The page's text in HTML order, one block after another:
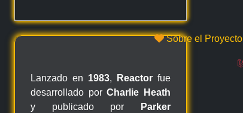
Lanzado en 1983, Reactor fue
desarrollado porCharlie Heath
y publicado por
Parker
Sobre el Proyecto